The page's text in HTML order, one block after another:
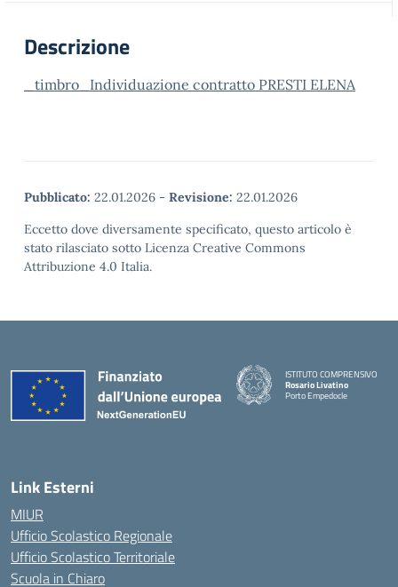
Descrizione
_timbro_Individuazione contratto PRESTI ELENA
Pubblicato: 22.01.2026 - Revisione: 22.01.2026
Eccetto dove diversamente specificato, questo articolo è
stato rilasciato sotto Licenza Creative Commons
Attribuzione 4.0 Italia.
ISTITUTO COMPRENSIVO
Rosario Livatino
Porto Empedocle
Link Esterni
MIUR
Ufficio Scolastico Regionale
Ufficio Scolastico Territoriale
Scuola in Chiaro